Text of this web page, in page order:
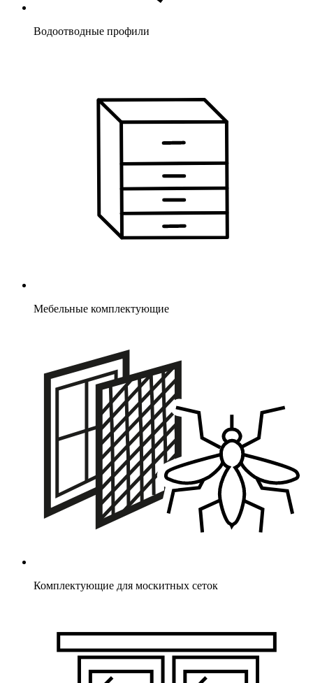
Водоотводные профили
Мебельные комплектующие
Комплектующие для москитных сеток